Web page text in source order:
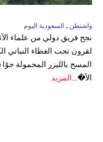
واشنطن ـ السعودية اليوم
نجح فريق دولي من علماء
لقرون تحت الغطاء النباتي
الأ�... المزيد